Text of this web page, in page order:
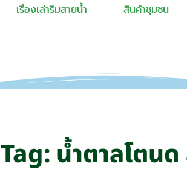
เรื่องเล่าริมสายน้ำ สินค้าชุมชน
Tag: น้ำตาลโตน